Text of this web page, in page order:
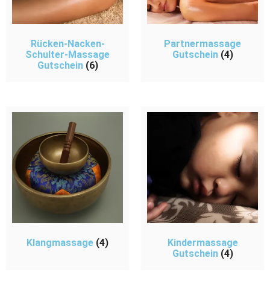
Rücken-Nacken-
Schulter-Massage
Gutschein (6)
Partnermassage
Gutschein (4)
Klangmassage (4)
Kindermassage
Gutschein (4)